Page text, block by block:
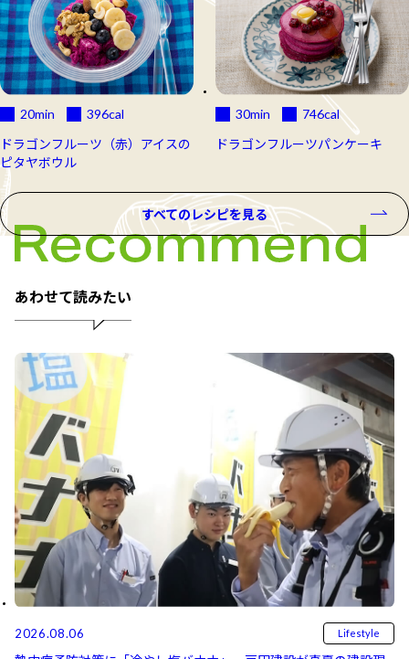
20min 396cal
ドラゴンフルーツ（赤）アイスの
ピタヤボウル
30min 746cal
ドラゴンフルーツパンケーキ
すべてのレシピを見る
あわせて読みたい
2026.08.06 Lifestyle